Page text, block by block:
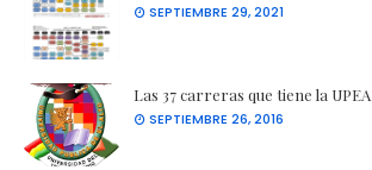
SEPTIEMBRE 29, 2021
Las 37 carreras que tiene la UPEA
SEPTIEMBRE 26, 2016